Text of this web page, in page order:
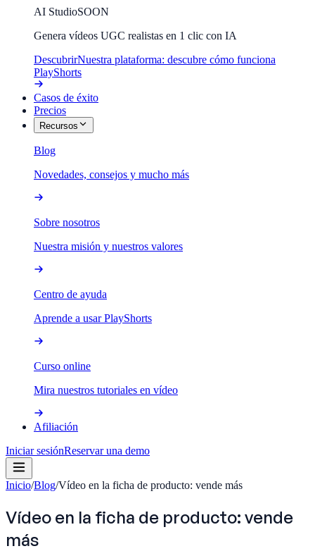
AI StudioSOON
Genera vídeos UGC realistas en 1 clic con IA
DescubrirNuestra plataforma: descubre cómo funciona
PlayShorts
Casos de éxito
Precios
Recursos
Blog
Novedades, consejos y mucho más
Sobre nosotros
Nuestra misión y nuestros valores
Centro de ayuda
Aprende a usar PlayShorts
Curso online
Mira nuestros tutoriales en vídeo
Afiliación
Iniciar sesiónReservar una demo
Inicio/Blog/Vídeo en la ficha de producto: vende más
Vídeo en la ficha de producto: vende
más